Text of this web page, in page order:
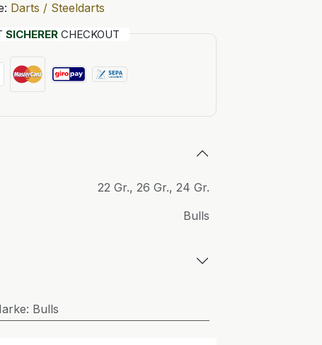
Darts / Steeldarts
SICHERERCHECKOUT
22 Gr., 26 Gr., 24 Gr.
Bulls
: Bulls